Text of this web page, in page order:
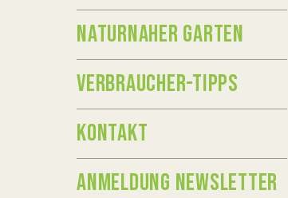
NATURNAHER GARTEN
VERBRAUCHER-TIPPS
KONTAKT
ANMELDUNG NEWSLETTER